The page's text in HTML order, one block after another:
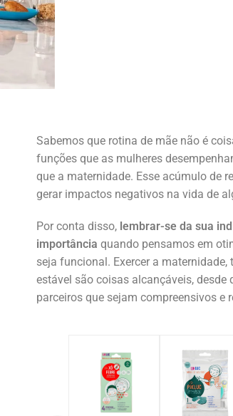
Sabemos que rotina de mãe não é
funções que as mulheres
que a maternidade. Esse acúmulo de
gerar impactos negativos na vida de
Por conta disso, lembrar-se da sua
importância quando pensamos em
seja funcional. Exercer a
estável são coisas alcançáveis, desde
parceiros que sejam compreensivos e